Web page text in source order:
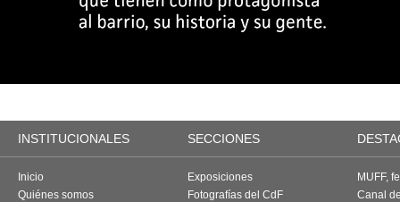
INSTITUCIONALES SECCIONES
Inicio
Quiénes somos
Exposiciones
Fotografías del CdF
MUFF,
Canal